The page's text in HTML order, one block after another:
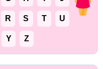
R S T U
Y Z